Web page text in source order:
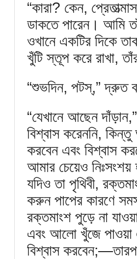
“কারা? কেন,
ডাকতে পারেন। আমি
ওখানে একটির দিকে
খুঁটি স্তূপ করে রাখা,
“শুভদিন, পটস্,” দ্রুত
“যেখানে আছেন
বিশ্বাস করেননি,
করবেন এবং বিশ্বাস
আমার চেয়েও
যদিও তা পৃথিবী,
করুন পাপের কারণে
রক্তমাংশ পুড়ে না
এবং আলো খুঁজে পাওয়া
বিশ্বাস